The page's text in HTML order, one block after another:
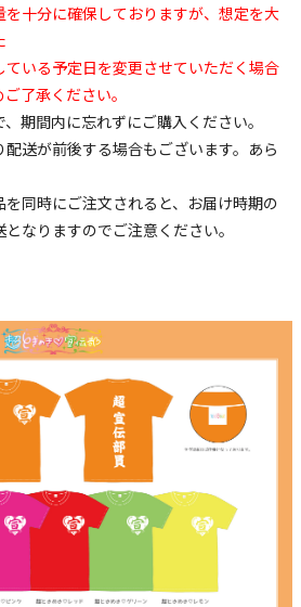
⼗分に確保しておりますが、想定を⼤
いる予定⽇を変更させていただく場合
了承ください。
期間内に忘れずにご購入ください。
送が前後する場合もございます。あら
同時にご注文されると、お届け時期の
なりますのでご注意ください。